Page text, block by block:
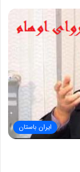
ایران باستان